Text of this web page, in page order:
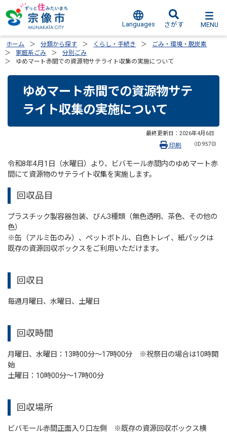
Languages さがす MENU
ホーム 分類から探す くらし・手続き
ごみ・環境・脱炭素
家庭系ごみ
分別ごみ
ゆめマート赤間での資源物サテライト収集の実施について
ゆめマート赤間での資源物サテ
ライト収集の実施について
最終更新日： 2026年4月6日
（ID:9570）
印刷
令和8年4月1日（水曜日）より、ビバモール赤間内のゆめマート赤
間にて資源物のサテライト収集を実施します。
回収品目
プラスチック製容器包装、びん3種類（無色透明、茶色、その他の
色）
※缶（アルミ缶のみ）、ペットボトル、白色トレイ、紙パックは
既存の資源回収ボックスをご利用いただけます。
回収日
毎週月曜日、水曜日、土曜日
回収時間
月曜日、水曜日：13時00分～17時00分 ※祝祭日の場合は10時開
始
土曜日：10時00分～17時00分
回収場所
ビバモール赤間正面入り口左側 ※既存の資源回収ボックス横